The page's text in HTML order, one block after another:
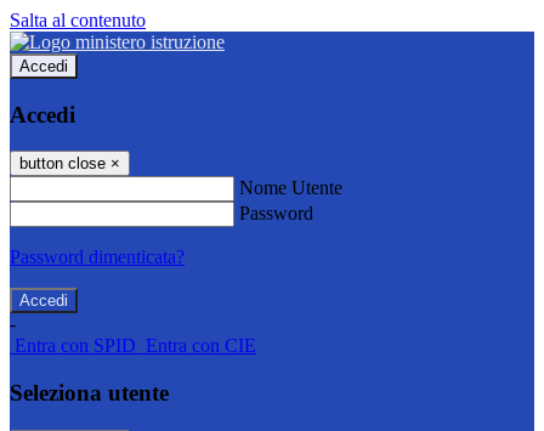
Salta al contenuto
Accedi
Accedi
button close ×
Nome Utente
Password
Password dimenticata?
-
Entra con SPID Entra con CIE
Seleziona utente